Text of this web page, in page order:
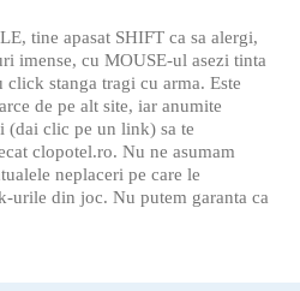
tine apasat SHIFT ca sa alergi,
imense, cu MOUSE-ul asezi tinta
click stanga tragi cu arma. Este
de pe alt site, iar anumite
clic pe un link) sa te
clopotel.ro. Nu ne asumam
neplaceri pe care le
urile din joc. Nu putem garanta ca